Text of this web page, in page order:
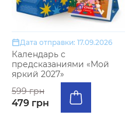
Дата отправки: 17.09.2026
Календарь с
предсказаниями «Мой
яркий 2027»
599 грн
479 грн